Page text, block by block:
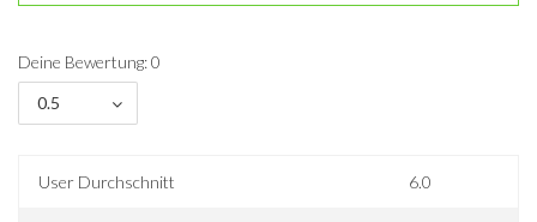
Deine Bewertung: 0
0.5
User Durchschnitt 6.0